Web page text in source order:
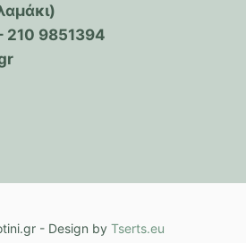
210 9851394
- Design by Tserts.eu